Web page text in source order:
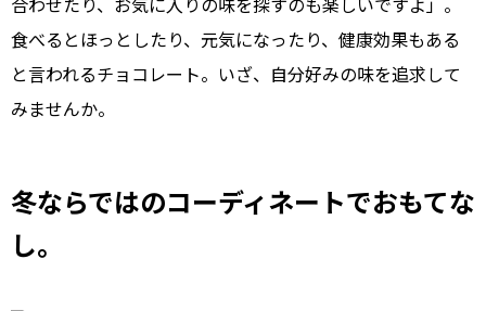
食べるとほっとしたり、元気になったり、健康効果もある
と言われるチョコレート。いざ、自分好みの味を追求して
みませんか。
冬ならではのコーディネートでおもてな
し。